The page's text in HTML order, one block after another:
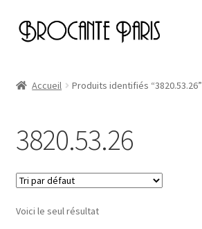
Aller
navigation
Aller
au
Checkout
My account
Page d’exemple
Accueil Produits identifiés “3820.53.26”
3820.53.26
Voici le seul résultat